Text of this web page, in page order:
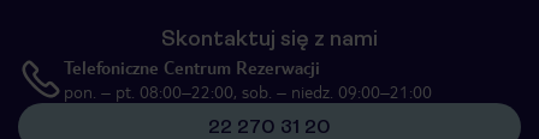
Skontaktuj się z nami
Telefoniczne Centrum Rezerwacji
pon. – pt. 08:00–22:00, sob. – niedz. 09:00–21:00
22 270 31 20